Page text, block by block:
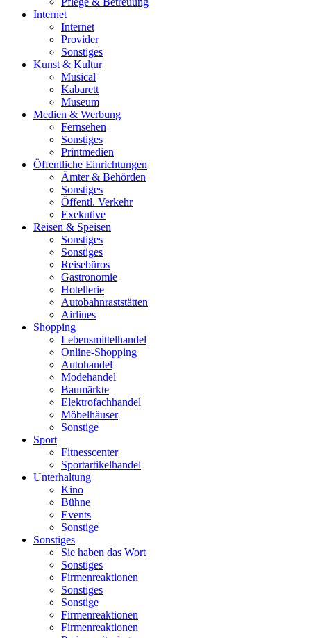
Internet
Internet
Provider
Sonstiges
Kunst & Kultur
Musical
Kabarett
Museum
Medien & Werbung
Fernsehen
Sonstiges
Printmedien
Öffentliche Einrichtungen
Ämter & Behörden
Sonstiges
Öffentl. Verkehr
Exekutive
Reisen & Speisen
Sonstiges
Sonstiges
Reisebüros
Gastronomie
Hotellerie
Autobahnraststätten
Airlines
Shopping
Lebensmittelhandel
Online-Shopping
Autohandel
Modehandel
Baumärkte
Elektrofachhandel
Möbelhäuser
Sonstige
Sport
Fitnesscenter
Sportartikelhandel
Unterhaltung
Kino
Bühne
Events
Sonstige
Sonstiges
Sie haben das Wort
Sonstiges
Firmenreaktionen
Sonstiges
Sonstige
Firmenreaktionen
Firmenreaktionen